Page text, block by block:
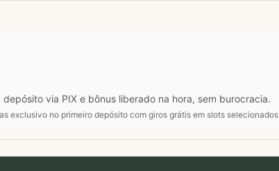
via PIX e bônus liberado na hora, sem burocracia.
exclusivo no primeiro depósito com giros grátis em slots selecionados